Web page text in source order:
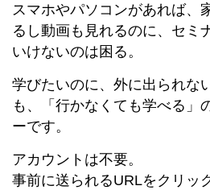
スマホやパソコンがあれば、
るし動画も見れるのに、セミ
いけないのは困る。
学びたいのに、外に出られな
も、「行かなくても学べる」
ーです。
アカウントは不要。
事前に送られるURLをクリッ